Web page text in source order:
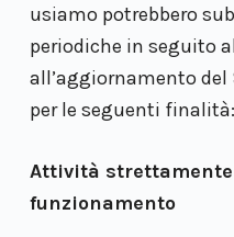
usiamo potrebbero
periodiche in seguito
all’aggiornamento
per le seguenti finalità:
Attività
funzionamento